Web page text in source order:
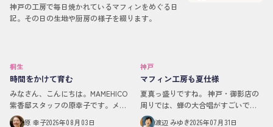
神戸の工房で毎日焼かれているマフィンをめぐる日
記。その日の生地や厨房の様子を綴ります。
桐生
時間をかけて育む
みなさん、こんにちは。MAMEHICO
紫香邸スタッフの原幸子です。メン
バー限定イベントMeet Eatで「庭で
原 幸子2026年08月03日
神戸
マフィン工房も夏仕様
夏真っ盛りですね。 神戸・御影店の
周りでは、蝉の大合唱がすごいで
す！笑 そんな中、マフィン工房で
渡辺 みゆき2026年07月31日